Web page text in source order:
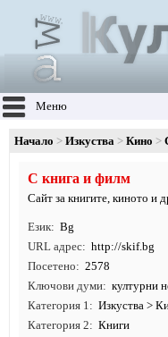
Меню
Начало Изкуства Кино
С книга и филм
Сайт за книгите, киното и
Език
Bg
URL адрес
http://skif.bg
Посетено
2578
Ключови думи
културни
Категория 1
Изкуства >
Категория 2
Книги